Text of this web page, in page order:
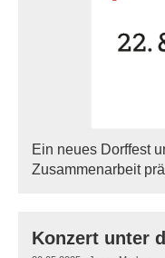
Ein neues Dorffest
Zusammenarbeit
Konzert unter